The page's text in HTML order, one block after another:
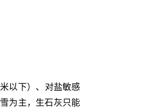
以下）、对盐敏感
为主，生石灰只能